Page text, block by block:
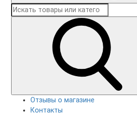
Отзывы о магазине
Контакты